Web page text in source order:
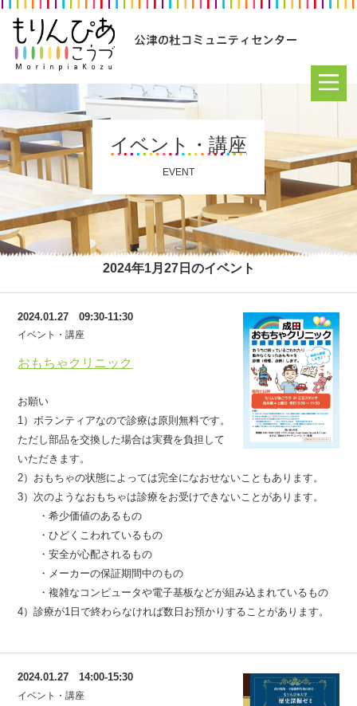
イベント・講座
EVENT
2024年1月27日のイベント
おもちゃクリニック
2024.01.27 09:30-11:30
イベント・講座
お願い
1）ボランティアなので診療は原則無料です。
ただし部品を交換した場合は実費を負担して
いただきます。
2）おもちゃの状態によっては完全になおせないこともあります。
3）次のようなおもちゃは診療をお受けできないことがあります。
・希少価値のあるもの
・ひどくこわれているもの
・安全が心配されるもの
・メーカーの保証期間中のもの
・複雑なコンピュータや電子基板などが組み込まれているもの
4）診療が1日で終わらなければ数日お預かりすることがあります。
2024.01.27 14:00-15:30
イベント・講座